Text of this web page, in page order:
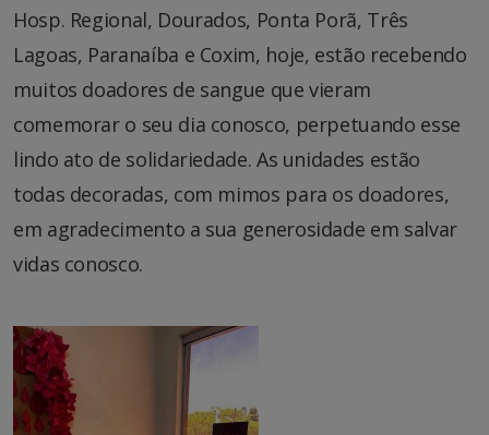
Hosp. Regional, Dourados, Ponta Porã, Três
Lagoas, Paranaíba e Coxim, hoje, estão recebendo
muitos doadores de sangue que vieram
comemorar o seu dia conosco, perpetuando esse
lindo ato de solidariedade. As unidades estão
todas decoradas, com mimos para os doadores,
em agradecimento a sua generosidade em salvar
vidas conosco.